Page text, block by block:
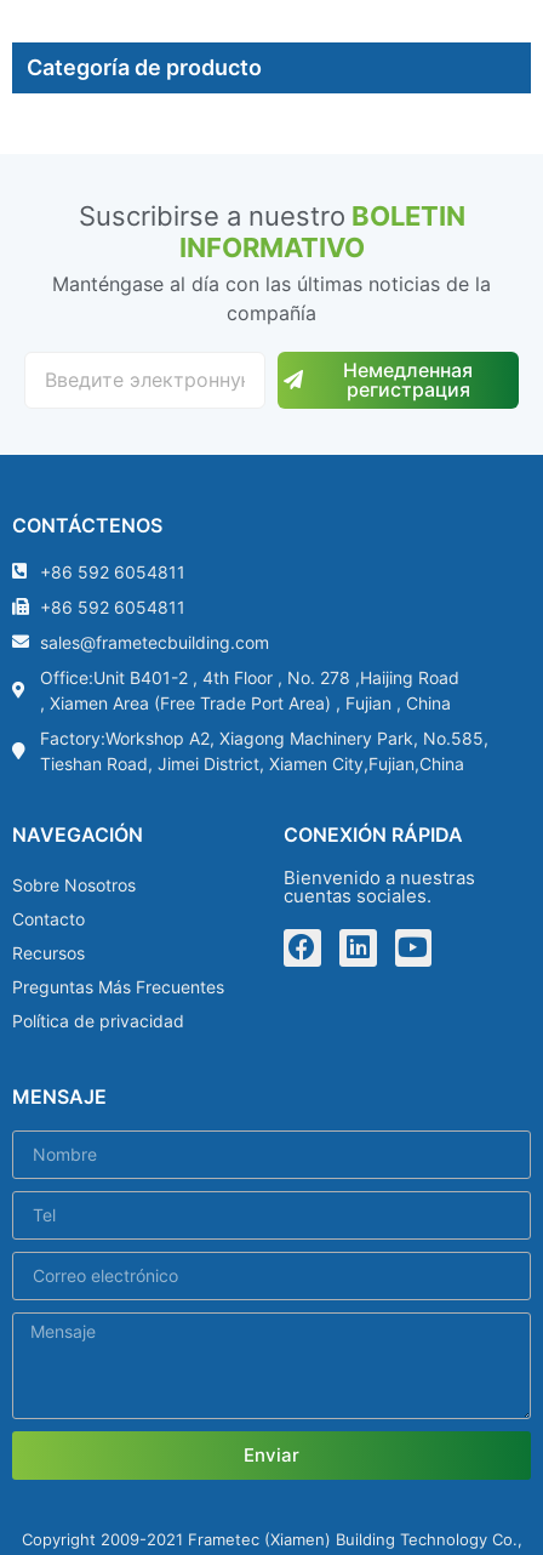
Categoría de producto
Suscribirse a nuestro BOLETIN
INFORMATIVO
Manténgase al día con las últimas noticias de la
compañía
Немедленная
регистрация
CONTÁCTENOS
+86 592 6054811
+86 592 6054811
sales@frametecbuilding.com
Office:Unit B401-2 , 4th Floor , No. 278 ,Haijing Road
, Xiamen Area (Free Trade Port Area) , Fujian , China
Factory:Workshop A2, Xiagong Machinery Park, No.585,
Tieshan Road, Jimei District, Xiamen City,Fujian,China
NAVEGACIÓN
Sobre Nosotros
Contacto
Recursos
Preguntas Más Frecuentes
Política de privacidad
CONEXIÓN RÁPIDA
Bienvenido a nuestras
cuentas sociales.
MENSAJE
Enviar
Copyright 2009-2021 Frametec (Xiamen) Building Technology Co.,